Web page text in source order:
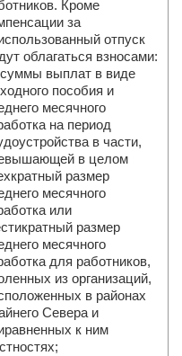
Кроме
за
отпуск
облагаться взносами:
выплат в виде
пособия и
месячного
на период
в части,
в целом
размер
месячного
или
размер
месячного
для работников,
из организаций,
в районах
Севера и
к ним